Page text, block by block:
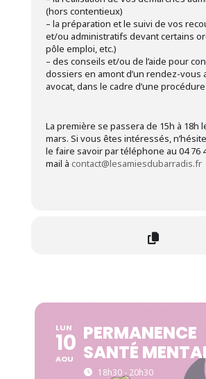
(hors contentieux)
– la préparation et le suivi de vos
et/ou administratifs devant certains
pôle emploi, etc.)
– des conseils et/ou de l’aide pour
dossiers en amont d’un rendez-vous
avocat, dans le cadre d’une
La première se passera de 15h à 18h
mars. Si vous êtes intéressés,
le faire savoir par téléphone au 04 76
mail à contact@lesamiesdubarradis.fr
LUN
10
AOU
PERMANENCE
SANTÉ
18h30 - 20h30